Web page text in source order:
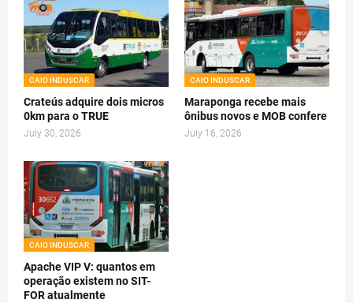
CAIO INDUSCAR
Crateús adquire dois micros
0km para o TRUE
July 30, 2026
CAIO INDUSCAR
Maraponga recebe mais
ônibus novos e MOB confere
July 16, 2026
CAIO INDUSCAR
Apache VIP V: quantos em
operação existem no SIT-
FOR atualmente